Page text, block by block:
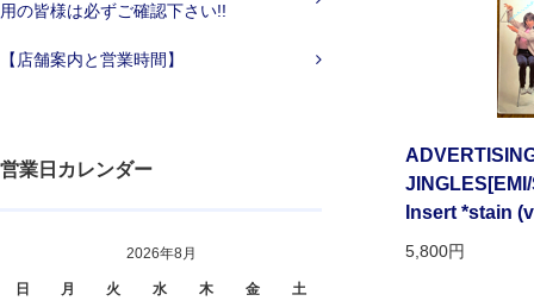
用の皆様は必ずご確認下さい!!
【店舗案内と営業時間】
営業日カレンダー
2026年8月
日 月 火 水 木 金 土
Insert *stain
5,800円